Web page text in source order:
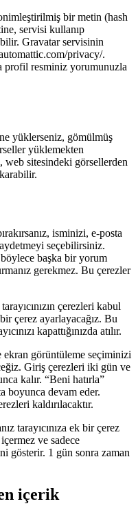
bir metin (hash
servisi kullanıp
Gravatar servisinin
privacy/.
profil resminiz yorumunuzla
yüklerseniz, gömülmüş
yüklemekten
web sitesindeki görsellerden
isminizi, e-posta
seçebilirsiniz.
başka bir yorum
gerekmez. Bu çerezler
çerezleri kabul
çerez ayarlayacağız. Bu
kapattığınızda atılır.
ekran görüntüleme seçiminizi
Giriş çerezleri iki gün ve
kalır. “Beni hatırla”
boyunca devam eder.
kaldırılacaktır.
tarayıcınıza ek bir çerez
ve sadece
gösterir. 1 gün sonra zaman
içerik